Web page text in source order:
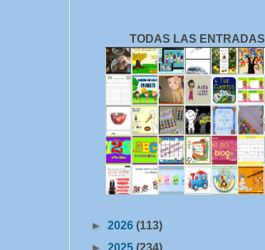
TODAS LAS ENTRADAS
► 2026 (113)